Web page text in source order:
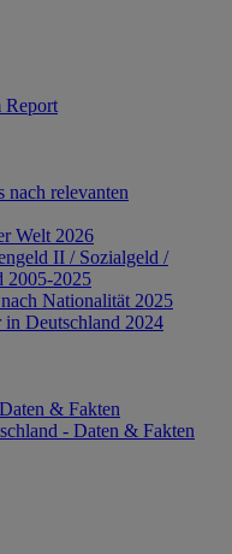
Report
nach relevanten
Welt 2026
II / Sozialgeld /
2005-2025
Nationalität 2025
Deutschland 2024
& Fakten
- Daten & Fakten